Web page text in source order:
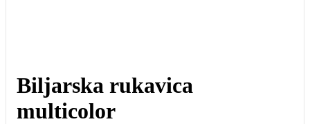
Biljarska rukavica
multicolor